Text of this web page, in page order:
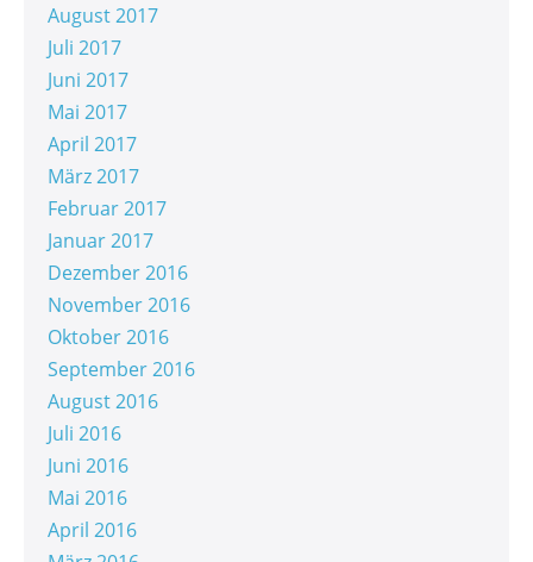
August 2017
Juli 2017
Juni 2017
Mai 2017
April 2017
März 2017
Februar 2017
Januar 2017
Dezember 2016
November 2016
Oktober 2016
September 2016
August 2016
Juli 2016
Juni 2016
Mai 2016
April 2016